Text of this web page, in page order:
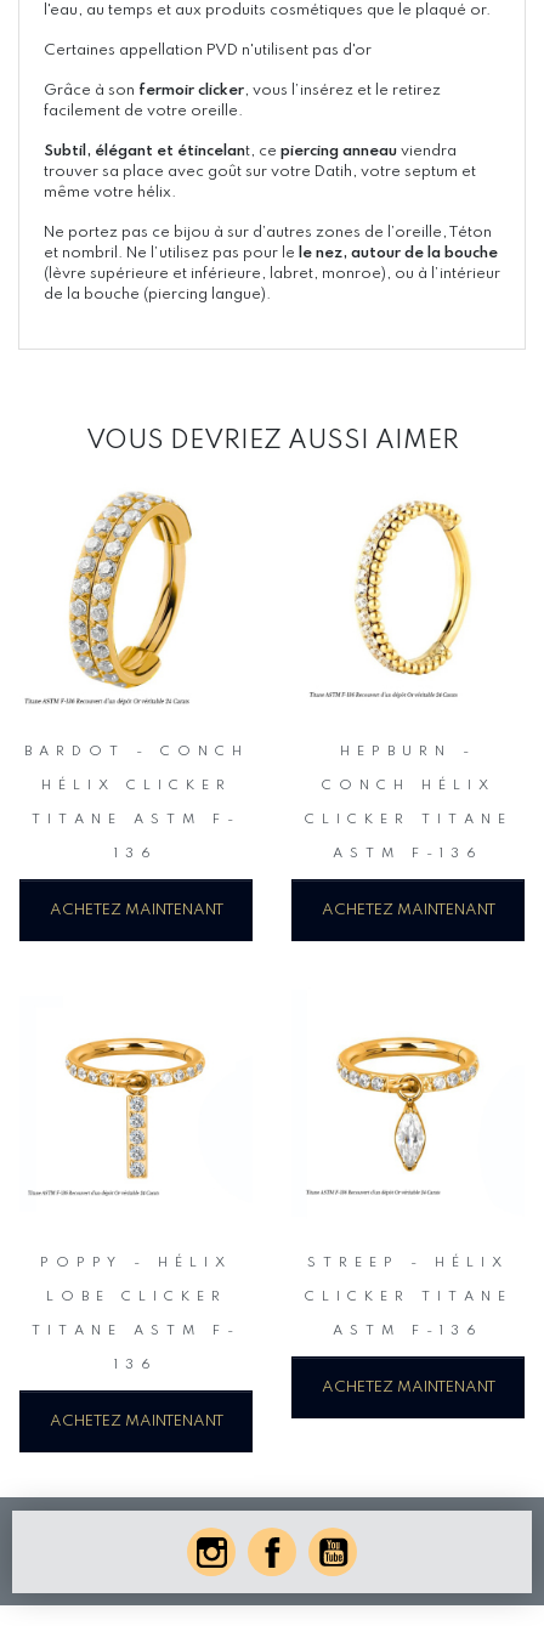
l'eau, au temps et aux produits cosmétiques que le plaqué or.
Certaines appellation PVD n'utilisent pas d'or
Grâce à son fermoir clicker, vous l’insérez et le retirez
facilement de votre oreille.
Subtil, élégant et étincelant, ce piercing anneau viendra
trouver sa place avec goût sur votre Datih, votre septum et
même votre hélix.
Ne portez pas ce bijou à sur d’autres zones de l’oreille, Téton
et nombril. Ne l’utilisez pas pour le
le nez, autour de la bouche
(lèvre supérieure et inférieure, labret, monroe), ou à l’intérieur
de la bouche (piercing langue).
VOUS DEVRIEZ AUSSI AIMER
BARDOT - CONCH
HÉLIX CLICKER
TITANE ASTM F-
136
ACHETEZ MAINTENANT
HEPBURN -
CONCH HÉLIX
CLICKER TITANE
ASTM F-136
ACHETEZ MAINTENANT
POPPY - HÉLIX
LOBE CLICKER
TITANE ASTM F-
136
ACHETEZ MAINTENANT
STREEP - HÉLIX
CLICKER TITANE
ASTM F-136
ACHETEZ MAINTENANT